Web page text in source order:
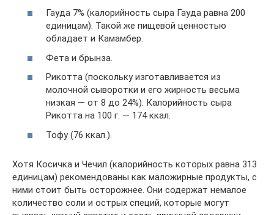
Гауда 7% (калорийность сыра Гауда равна 200
единицам). Такой же пищевой ценностью
обладает и Камамбер.
Фета и брынза.
Рикотта (поскольку изготавливается из
молочной сыворотки и его жирность весьма
низкая — от 8 до 24%). Калорийность сыра
Рикотта на 100 г. — 174 ккал.
Тофу (76 ккал.).
Хотя Косичка и Чечил (калорийность которых равна 313
единицам) рекомендованы как маложирные продукты, с
ними стоит быть осторожнее. Они содержат немалое
количество соли и острых специй, которые могут